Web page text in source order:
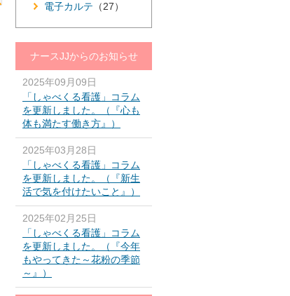
電子カルテ （27）
ナースJJからのお知らせ
2025年09月09日
「しゃべくる看護」コラム
を更新しました。（『心も
体も満たす働き方』）
2025年03月28日
「しゃべくる看護」コラム
を更新しました。（『新生
活で気を付けたいこと』）
2025年02月25日
「しゃべくる看護」コラム
を更新しました。（『今年
もやってきた～花粉の季節
～』）